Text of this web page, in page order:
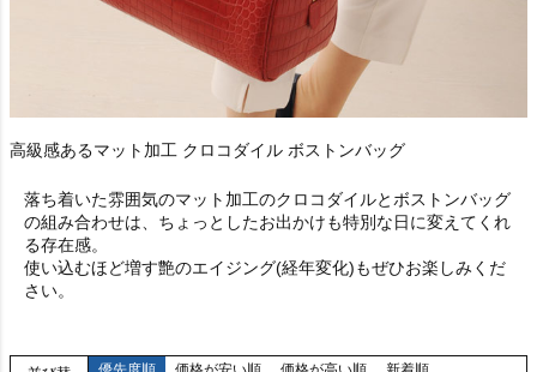
高級感あるマット加工 クロコダイル ボストンバッグ
落ち着いた雰囲気のマット加工のクロコダイルとボストンバッグ
の組み合わせは、ちょっとしたお出かけも特別な日に変えてくれ
る存在感。
使い込むほど増す艶のエイジング(経年変化)もぜひお楽しみくだ
さい。